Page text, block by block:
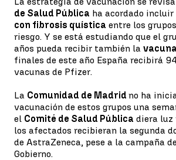
de Salud Pública ha acordado incluir
con fibrosis quística entre los
riesgo. Y se está estudiando que el
años pueda recibir también la
finales de este año España recibirá
vacunas de Pfizer.
La Comunidad de Madrid no ha
vacunación de estos grupos una
el Comité de Salud Pública diera luz
los afectados recibieran la segunda
de AstraZeneca, pese a la campaña
Gobierno.